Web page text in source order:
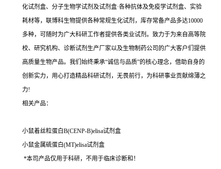
化试剂盒、分子生物学试剂及试剂盒·各种抗体及免疫学试剂盒、实验
耗材等，联博科生物提供各种常规生化试剂，库存常备产品多达10000
多种，可随时为广大科研工作者提供各类业试剂。致力于为来自高等院
校、研究机构、诊断试剂生产厂家以及生物制药公司的广大客户们提供
高质量生物产品。我们始终秉承“诚信与品质”的核心理念，借助自身的
创新实力，用心打造精品科研试剂，无畏前行，为科研事业贡献绵薄之
力!
相关产品：
小鼠着丝粒蛋白B(CENP-B)elisa试剂盒
小鼠金属硫蛋白(MT)elisa试剂盒
*本司产品仅用于科研，不用于临床诊断和！